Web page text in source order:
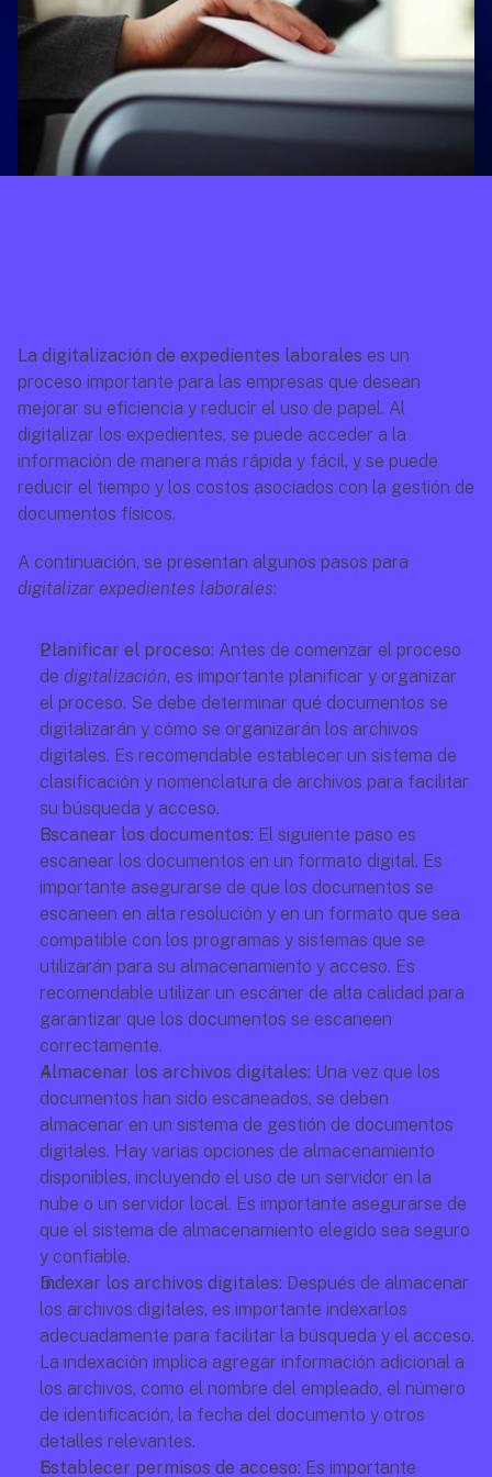
La digitalización de expedientes laborales es un
proceso importante para las empresas que desean
mejorar su eficiencia y reducir el uso de papel. Al
digitalizar los expedientes, se puede acceder a la
información de manera más rápida y fácil, y se puede
reducir el tiempo y los costos asociados con la gestión de
documentos físicos.
digitalizar expedientes laborales:
Planificar el proceso: Antes de comenzar el proceso
de digitalización, es importante planificar y organizar
el proceso. Se debe determinar qué documentos se
digitalizarán y cómo se organizarán los archivos
digitales. Es recomendable establecer un sistema de
clasificación y nomenclatura de archivos para facilitar
su búsqueda y acceso.
Escanear los documentos: El siguiente paso es
escanear los documentos en un formato digital. Es
importante asegurarse de que los documentos se
escaneen en alta resolución y en un formato que sea
compatible con los programas y sistemas que se
utilizarán para su almacenamiento y acceso. Es
recomendable utilizar un escáner de alta calidad para
garantizar que los documentos se escaneen
correctamente.
Almacenar los archivos digitales: Una vez que los
documentos han sido escaneados, se deben
almacenar en un sistema de gestión de documentos
digitales. Hay varias opciones de almacenamiento
disponibles, incluyendo el uso de un servidor en la
nube o un servidor local. Es importante asegurarse de
que el sistema de almacenamiento elegido sea seguro
y confiable.
Indexar los archivos digitales: Después de almacenar
los archivos digitales, es importante indexarlos
adecuadamente para facilitar la búsqueda y el acceso.
La indexación implica agregar información adicional a
los archivos, como el nombre del empleado, el número
de identificación, la fecha del documento y otros
detalles relevantes.
Establecer permisos de acceso: Es importante